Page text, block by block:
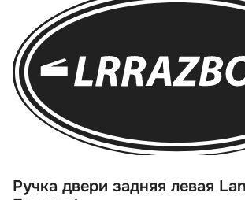
Ручка двери задняя левая